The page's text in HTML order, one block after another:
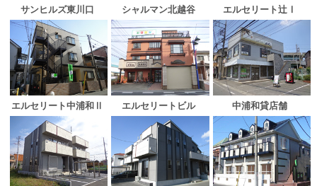
サンヒルズ東川口 シャルマン北越谷 エルセリート辻Ⅰ
エルセリート中浦和Ⅱ エルセリートビル 中浦和貸店舗